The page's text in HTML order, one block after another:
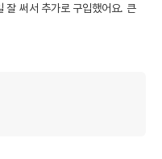
잘 써서 추가로 구입했어요. 큰